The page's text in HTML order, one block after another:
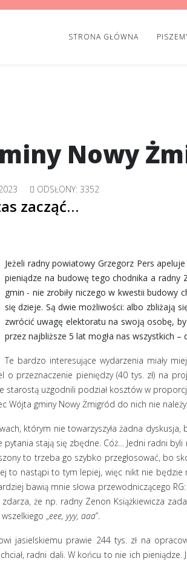
STRONA GŁÓWNA
Nowy
ODSŁONY: 3352
zacząć…
Jeżeli radny powiatowy Grzegorz Pers
pieniądze na budowę tego chodnika a radny
gmin - nie zrobiły niczego w kwestii budowy
się dzieje. Są dwie możliwości: albo zbliżają
zwrócić uwagę elektoratu na swoją osobę,
przez najbliższe 5 lat mogła nas wszystkich
Te bardzo interesujące wydarzenia miały
o przeznaczenie pieniędzy (40 tys. zł) na
starostą uzgodnili podział kosztów w
Wójta gminy Nowy Żmigród do nich nie
którym nie towarzyszyła żadna
stają się zbędne. Cóż… Jedni radni
to trzeba go szybko przegłosować,
to nastąpi to tym lepiej, więc nikt nie będzie
bawią mnie słowa przewodniczącego RG:
zdarza, że np. radny Zenon Książkiewicza
„eee, yyy, aaa”.
jasielskiemu prawie 244 tys. zł na
radni dali. W końcu to nie ich